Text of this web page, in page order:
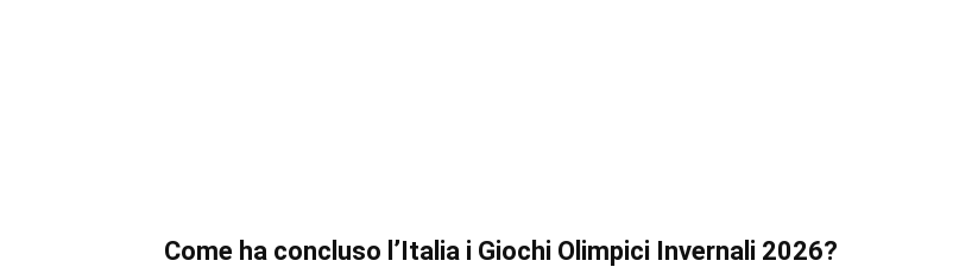
Come ha concluso l’Italia i Giochi Olimpici Invernali 2026?